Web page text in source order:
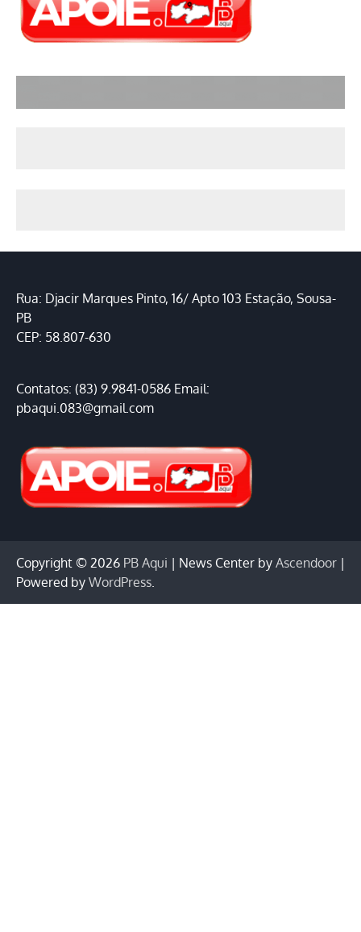
Rua: Djacir Marques Pinto, 16/ Apto 103 Estação, Sousa-
PB
CEP: 58.807-630
Contatos: (83) 9.9841-0586 Email:
pbaqui.083@gmail.com
Copyright © 2026 PB Aqui | News Center by Ascendoor |
Powered by WordPress.